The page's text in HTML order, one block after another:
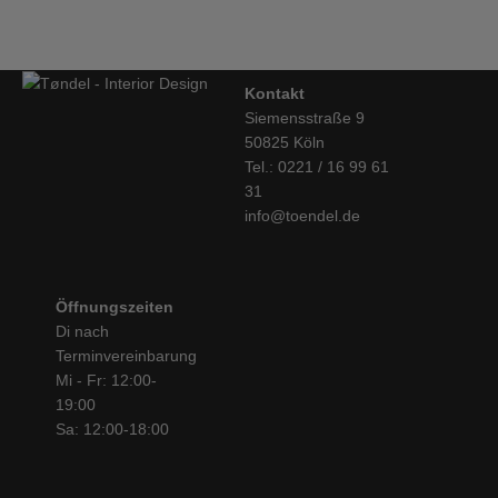
Kontakt
Siemensstraße 9
50825 Köln
Tel.: 0221 / 16 99 61
31
info@toendel.de
Öffnungszeiten
Di nach
Terminvereinbarung
Mi - Fr: 12:00-
19:00
Sa: 12:00-18:00